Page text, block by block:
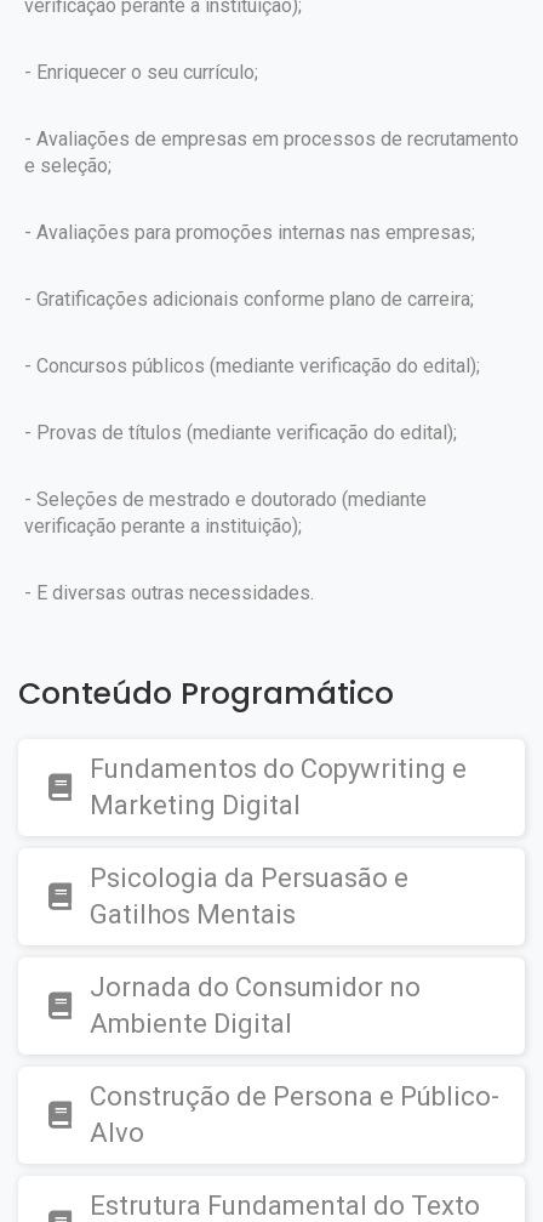
verificação perante a instituição);
- Enriquecer o seu currículo;
- Avaliações de empresas em processos de recrutamento
e seleção;
- Avaliações para promoções internas nas empresas;
- Gratificações adicionais conforme plano de carreira;
- Concursos públicos (mediante verificação do edital);
- Provas de títulos (mediante verificação do edital);
- Seleções de mestrado e doutorado (mediante
verificação perante a instituição);
- E diversas outras necessidades.
Conteúdo Programático
Fundamentos do Copywriting e
Marketing Digital
Psicologia da Persuasão e
Gatilhos Mentais
Jornada do Consumidor no
Ambiente Digital
Construção de Persona e Público-
Alvo
Estrutura Fundamental do Texto